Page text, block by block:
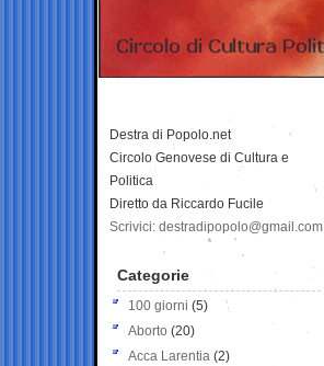
Destra di Popolo.net
Circolo Genovese di Cultura e
Politica
Diretto da Riccardo Fucile
Scrivici: destradipopolo@gmail.com
Categorie
100 giorni (5)
Aborto (20)
Acca Larentia (2)